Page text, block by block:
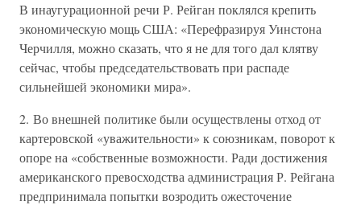
В инаугурационной речи Р. Рейган поклялся крепить
экономическую мощь США: «Перефразируя Уинстона
Черчилля, можно сказать, что я не для того дал клятву
сейчас, чтобы председательствовать при распаде
сильнейшей экономики мира».
2. Во внешней политике были осуществлены отход от
картеровской «уважительности» к союзникам, поворот к
опоре на «собственные возможности. Ради достижения
американского превосходства администрация Р. Рейгана
предпринимала попытки возродить ожесточение